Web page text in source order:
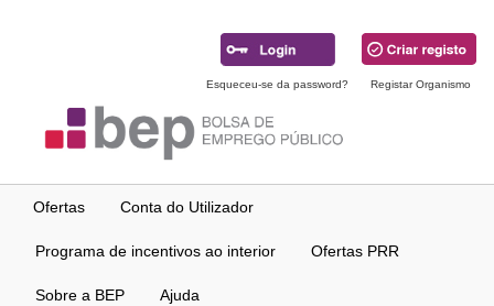
Esqueceu-se da password? Registar Organismo
Ofertas Conta do Utilizador
Programa de incentivos ao interior Ofertas PRR
Sobre a BEP Ajuda